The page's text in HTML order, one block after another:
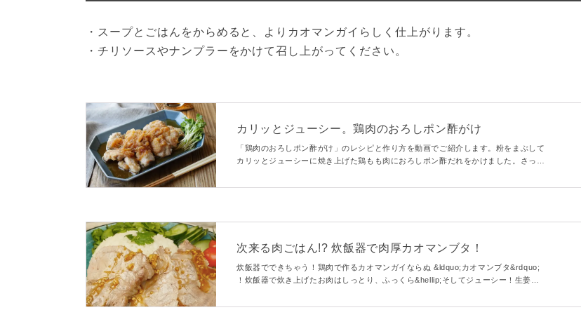
・スープとごはんをからめると、よりカオマンガイらしく仕上がります。
・チリソースやナンプラーをかけて召し上がってください。
カリッとジューシー。鶏肉のおろしポン酢がけ
「鶏肉のおろしポン酢がけ」のレシピと作り方を動画でご紹介します。粉をまぶして
カリッとジューシーに焼き上げた鶏もも肉におろしポン酢だれをかけました。さっぱ
次来る肉ごはん!? 炊飯器で肉厚カオマンブタ！
炊飯器でできちゃう！鶏肉で作るカオマンガイならぬ &ldquo;カオマンブタ&rdquo;
！炊飯器で炊き上げたお肉はしっとり、ふっくら&hellip;そしてジューシー！生姜が
♩